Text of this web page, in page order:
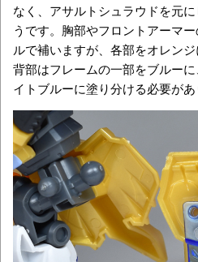
なく、アサルトシュラウドを元
うです。胸部やフロントアーマ
ルで補いますが、各部をオレンジ
背部はフレームの一部をブルー
イトブルーに塗り分ける必要があ